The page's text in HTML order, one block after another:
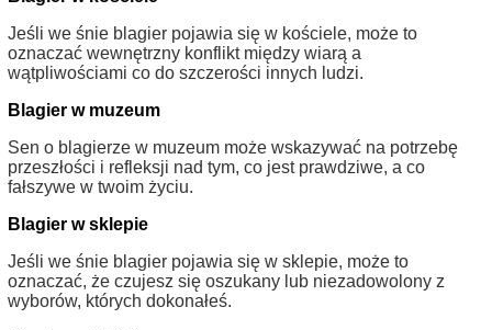
Jeśli we śnie blagier pojawia się w kościele, może to
oznaczać wewnętrzny konflikt między wiarą a
wątpliwościami co do szczerości innych ludzi.
Blagier w muzeum
Sen o blagierze w muzeum może wskazywać na potrzebę
przeszłości i refleksji nad tym, co jest prawdziwe, a co
fałszywe w twoim życiu.
Blagier w sklepie
Jeśli we śnie blagier pojawia się w sklepie, może to
oznaczać, że czujesz się oszukany lub niezadowolony z
wyborów, których dokonałeś.